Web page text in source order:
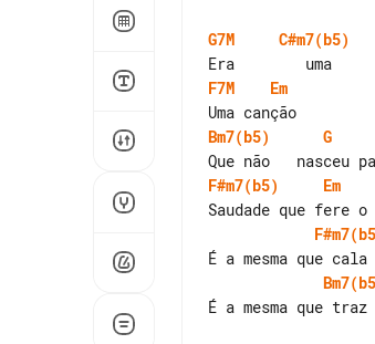
G7M C#m7(b5)
F7M
Em
Bm7(b5)
G
F#m7(b5)
Em
É a mesma que